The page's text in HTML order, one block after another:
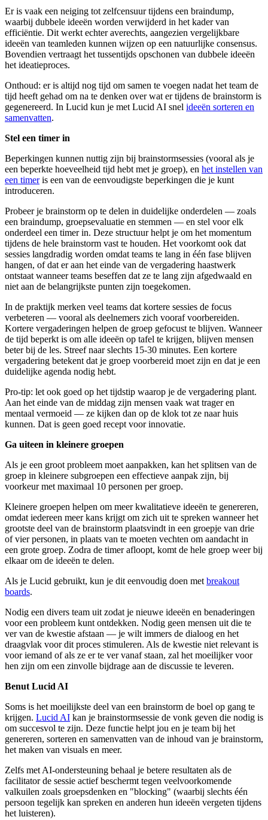
Er is vaak een neiging tot zelfcensuur tijdens een braindump,
waarbij dubbele ideeën worden verwijderd in het kader van
efficiëntie. Dit werkt echter averechts, aangezien vergelijkbare
ideeën van teamleden kunnen wijzen op een natuurlijke consensus.
Bovendien vertraagt het tussentijds opschonen van dubbele ideeën
het ideatieproces.
Onthoud: er is altijd nog tijd om samen te voegen nadat het team de
tijd heeft gehad om na te denken over wat er tijdens de brainstorm is
gegenereerd. In Lucid kun je met Lucid AI snel ideeën sorteren en
samenvatten.
Stel een timer in
Beperkingen kunnen nuttig zijn bij brainstormsessies (vooral als je
een beperkte hoeveelheid tijd hebt met je groep), en het instellen van
een timeris een van de eenvoudigste beperkingen die je kunt
introduceren.
Probeer je brainstorm op te delen in duidelijke onderdelen — zoals
een braindump, groepsevaluatie en stemmen — en stel voor elk
onderdeel een timer in. Deze structuur helpt je om het momentum
tijdens de hele brainstorm vast te houden. Het voorkomt ook dat
sessies langdradig worden omdat teams te lang in één fase blijven
hangen, of dat er aan het einde van de vergadering haastwerk
ontstaat wanneer teams beseffen dat ze te lang zijn afgedwaald en
niet aan de belangrijkste punten zijn toegekomen.
In de praktijk merken veel teams dat kortere sessies de focus
verbeteren — vooral als deelnemers zich vooraf voorbereiden.
Kortere vergaderingen helpen de groep gefocust te blijven. Wanneer
de tijd beperkt is om alle ideeën op tafel te krijgen, blijven mensen
beter bij de les. Streef naar slechts 15-30 minutes. Een kortere
vergadering betekent dat je groep voorbereid moet zijn en dat je een
duidelijke agenda nodig hebt.
Pro-tip: let ook goed op het tijdstip waarop je de vergadering plant.
Aan het einde van de middag zijn mensen vaak wat trager en
mentaal vermoeid — ze kijken dan op de klok tot ze naar huis
kunnen. Dat is geen goed recept voor innovatie.
Ga uiteen in kleinere groepen
Als je een groot probleem moet aanpakken, kan het splitsen van de
groep in kleinere subgroepen een effectieve aanpak zijn, bij
voorkeur met maximaal 10 personen per groep.
Kleinere groepen helpen om meer kwalitatieve ideeën te genereren,
omdat iedereen meer kans krijgt om zich uit te spreken wanneer het
grootste deel van de brainstorm plaatsvindt in een groepje van drie
of vier personen, in plaats van te moeten vechten om aandacht in
een grote groep. Zodra de timer afloopt, komt de hele groep weer bij
elkaar om de ideeën te delen.
Als je Lucid gebruikt, kun je dit eenvoudig doen met breakout
boards.
Nodig een divers team uit zodat je nieuwe ideeën en benaderingen
voor een probleem kunt ontdekken. Nodig geen mensen uit die te
ver van de kwestie afstaan — je wilt immers de dialoog en het
draagvlak voor dit proces stimuleren. Als de kwestie niet relevant is
voor iemand of als ze er te ver vanaf staan, zal het moeilijker voor
hen zijn om een zinvolle bijdrage aan de discussie te leveren.
Benut Lucid AI
Soms is het moeilijkste deel van een brainstorm de boel op gang te
krijgen. Lucid AI kan je brainstormsessie de vonk geven die nodig is
om succesvol te zijn. Deze functie helpt jou en je team bij het
genereren, sorteren en samenvatten van de inhoud van je brainstorm,
het maken van visuals en meer.
Zelfs met AI-ondersteuning behaal je betere resultaten als de
facilitator de sessie actief beschermt tegen veelvoorkomende
valkuilen zoals groepsdenken en "blocking" (waarbij slechts één
persoon tegelijk kan spreken en anderen hun ideeën vergeten tijdens
het luisteren).